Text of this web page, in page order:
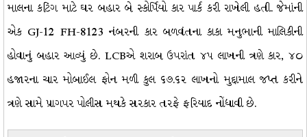
માલના કટિંગ માટે ઘર બહાર બે સ્કોર્પિયો કાર પાર્ક કરી રાખેલી હતી. જેમાંની
એક GJ-12 FH-8123 નંબરની કાર બળવંતના કાકા મનુભાની માલિકીની
હોવાનું બહાર આવ્યું છે. LCBએ શરાબ ઉપરાંત ૪૫ લાખની ત્રણે કાર, ૪૦
હજારના ચાર મોબાઈલ ફોન મળી કુલ ૬૭.૬૨ લાખનો મુદ્દામાલ જપ્ત કરીને
ત્રણે સામે પ્રાગપર પોલીસ મથકે સરકાર તરફે ફરિયાદ નોંધાવી છે.